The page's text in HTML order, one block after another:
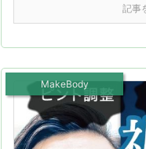
記事
MakeBody